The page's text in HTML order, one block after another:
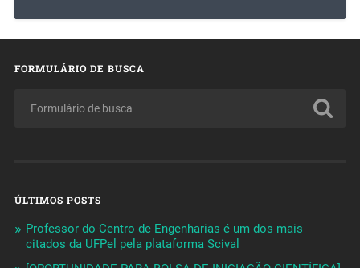
FORMULÁRIO DE BUSCA
ÚLTIMOS POSTS
Professor do Centro de Engenharias é um dos mais
citados da UFPel pela plataforma Scival